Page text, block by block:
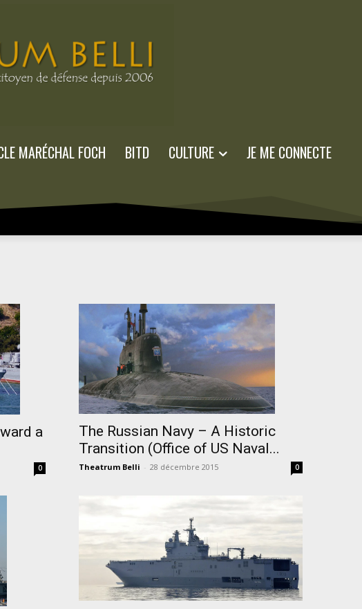
MARÉCHAL FOCH BITD CULTURE JE ME CONNECTE
a
0
The Russian Navy – A Historic
Transition (Office of US Naval...
Theatrum Belli - 28 décembre 2015 0